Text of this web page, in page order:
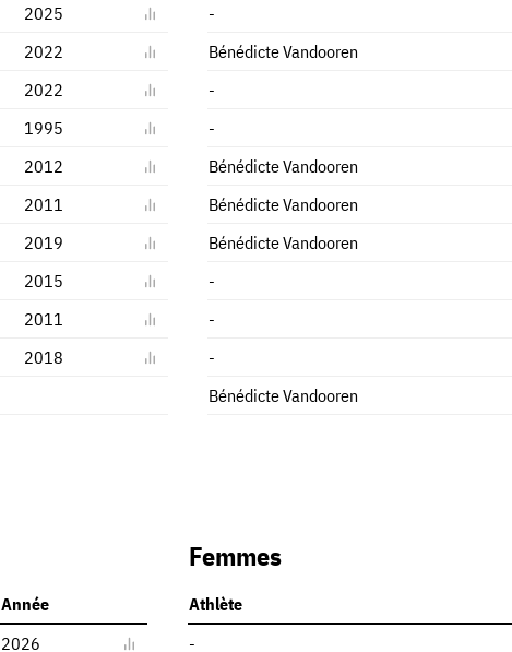
2025
-
2022 Bénédicte Vandooren
2022
-
1995
-
2012 Bénédicte Vandooren
2011 Bénédicte Vandooren
2019 Bénédicte Vandooren
2015
-
2011
-
2018
-
Bénédicte Vandooren
Femmes
Année Athlète
2026 -